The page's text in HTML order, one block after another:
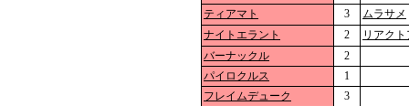
ティアマト
3
ムラサメ
ナイトエラント
2
リアク
バーナックル
2
パイロクルス
1
フレイムデューク
3